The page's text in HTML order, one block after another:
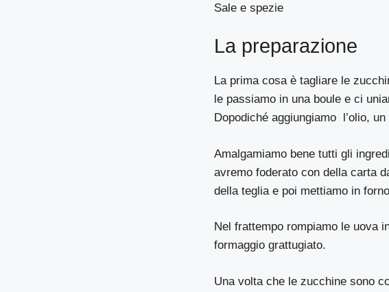
Sale e spezie
La preparazione
La prima cosa è tagliare le
le passiamo in una boule e ci
Dopodiché aggiungiamo l’olio,
Amalgamiamo bene tutti gli
avremo foderato con della carta
della teglia e poi mettiamo in
Nel frattempo rompiamo le uova
formaggio grattugiato.
Una volta che le zucchine sono